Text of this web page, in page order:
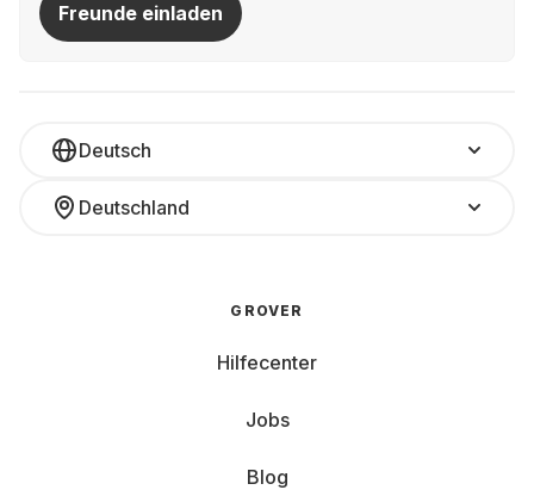
Freunde einladen
Deutsch
Deutschland
GROVER
Hilfecenter
Jobs
Blog